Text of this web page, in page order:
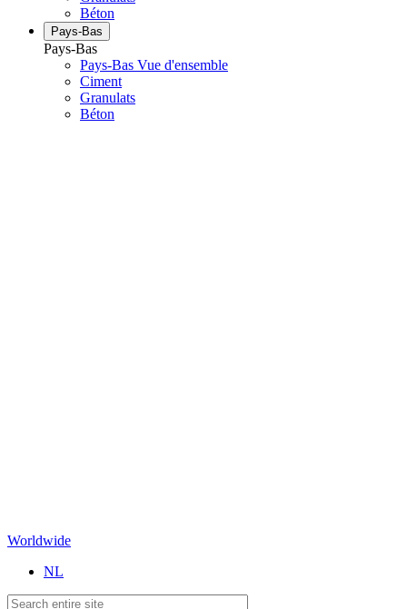
Béton
Pays-Bas
Pays-Bas
Pays-Bas Vue d'ensemble
Ciment
Granulats
Béton
Worldwide
NL